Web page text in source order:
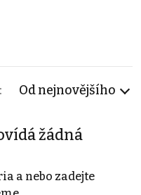
Od nejnovějšího
žádná
a nebo zadejte